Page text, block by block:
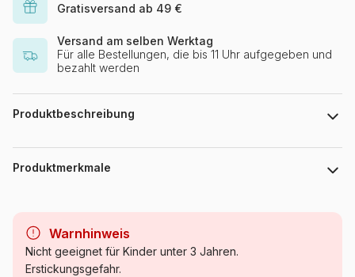
Gratisversand ab 49 €
Versand am selben Werktag
Für alle Bestellungen, die bis 11 Uhr aufgegeben und
bezahlt werden
Produktbeschreibung
David Mateu
Produktmerkmale
Kategorie
Puzzle Traumstrände und
Warnhinweis
Nicht geeignet für Kinder unter 3 Jahren.
Erstickungsgefahr.